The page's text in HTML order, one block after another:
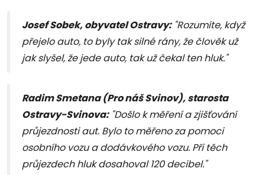
Josef Sobek,obyvatel Ostravy:"Rozumíte, když
přejelo auto, to byly tak silné rány, že člověk už
jak slyšel, že jede auto, tak už čekal ten hluk."
Radim Smetana (Pro náš Svinov), starosta
Ostravy-Svinova:"Došlo k měření a zjišťování
průjezdnosti aut. Bylo to měřeno za pomoci
osobního vozu a dodávkového vozu. Při těch
průjezdech hluk dosahoval 120 decibel."